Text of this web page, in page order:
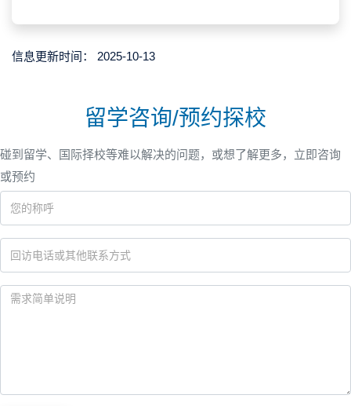
信息更新时间： 2025-10-13
留学咨询/预约探校
碰到留学、国际择校等难以解决的问题，或想了解更多，立即咨询
或预约